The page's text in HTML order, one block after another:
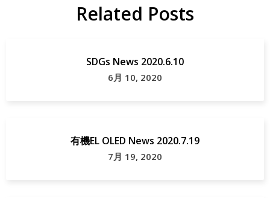
Related Posts
SDGs News 2020.6.10
6月 10, 2020
有機EL OLED News 2020.7.19
7月 19, 2020